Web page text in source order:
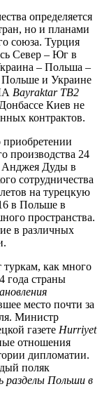
определяется
но и планами
союза. Турция
Север – Юг в
– Польша –
Польше и Украине
Bayraktar TB2
Киев не
контрактов.
производства 24
Анджея Дуды в
сотрудничества
на турецкую
в Польше в
пространства.
в различных
как много
года страны
место почти за
Министр
газете Hurriyet
отношения
дипломатии.
поляк
разделы Польши в